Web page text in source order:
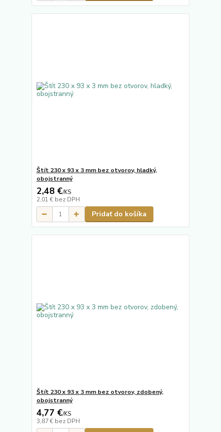
Štít 230 x 93 x 3 mm bez otvorov, hladký,
obojstranný
2,48 €/KS
2,01 € bez DPH
Pridať do košíka
Štít 230 x 93 x 3 mm bez otvorov, zdobený,
obojstranný
4,77 €/KS
3,87 € bez DPH